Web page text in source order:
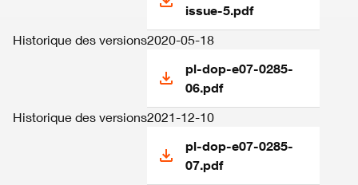
issue-5.pdf
Historique des versions2020-05-18
pl-dop-e07-0285-
06.pdf
Historique des versions2021-12-10
pl-dop-e07-0285-
07.pdf